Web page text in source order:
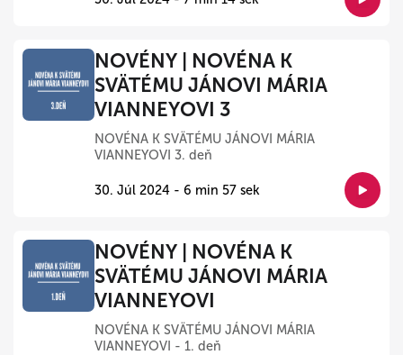
NOVÉNY | NOVÉNA K
SVÄTÉMU JÁNOVI MÁRIA
VIANNEYOVI 3
NOVÉNA K SVÄTÉMU JÁNOVI MÁRIA
VIANNEYOVI 3. deň
30. Júl 2024 - 6 min 57 sek
NOVÉNY | NOVÉNA K
SVÄTÉMU JÁNOVI MÁRIA
VIANNEYOVI
NOVÉNA K SVÄTÉMU JÁNOVI MÁRIA
VIANNEYOVI - 1. deň